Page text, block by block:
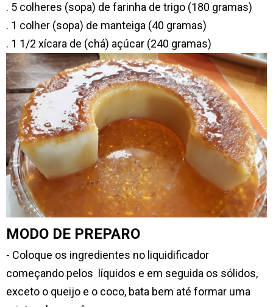
. 5 colheres (sopa) de farinha de trigo (180 gramas)
. 1 colher (sopa) de manteiga (40 gramas)
. 1 1/2 xícara de (chá) açúcar (240 gramas)
MODO DE PREPARO
- Coloque os ingredientes no liquidificador
começando pelos líquidos e em seguida os sólidos,
exceto o queijo e o coco, bata bem até formar uma